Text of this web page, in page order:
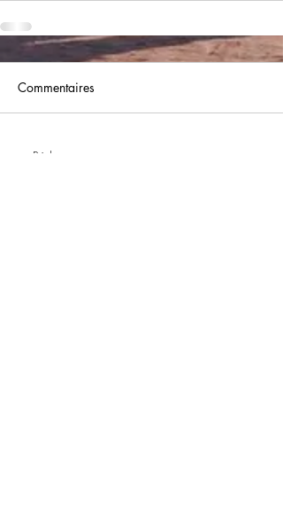
Commentaires
Rédigez un commentaire...